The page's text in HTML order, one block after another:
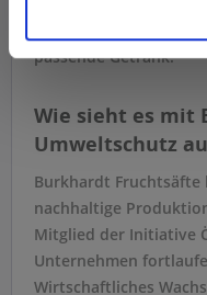
passende Getränk.
Wie sieht es mit
Umweltschutz
Burkhardt Fruchtsäfte
nachhaltige
Mitglied der Initiative
Unternehmen
Wirtschaftliches